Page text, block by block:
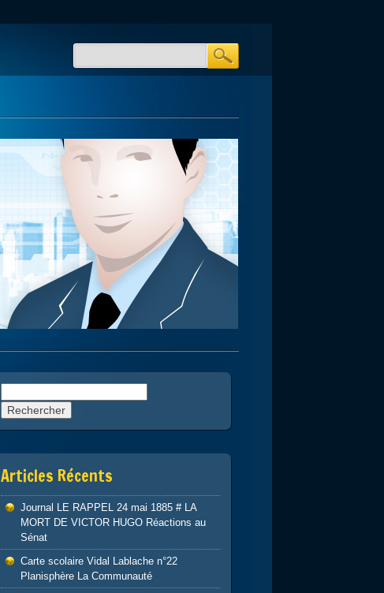
Articles Récents
Journal LE RAPPEL 24 mai 1885 # LA
MORT DE VICTOR HUGO Réactions au
Sénat
Carte scolaire Vidal Lablache n°22
Planisphère La Communauté